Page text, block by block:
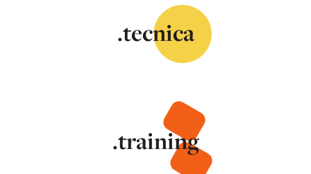
.tecnica
.training